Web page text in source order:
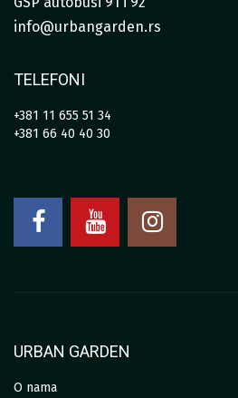
info@urbangarden.rs
TELEFONI
+381 11 655 51 34
+381 66 40 40 30
URBAN GARDEN
O nama